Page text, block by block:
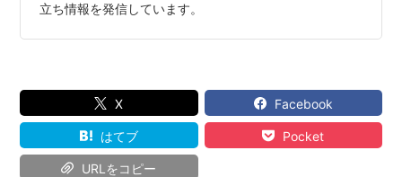
立ち情報を発信しています。
X Facebook
はてブ Pocket
URLをコピー